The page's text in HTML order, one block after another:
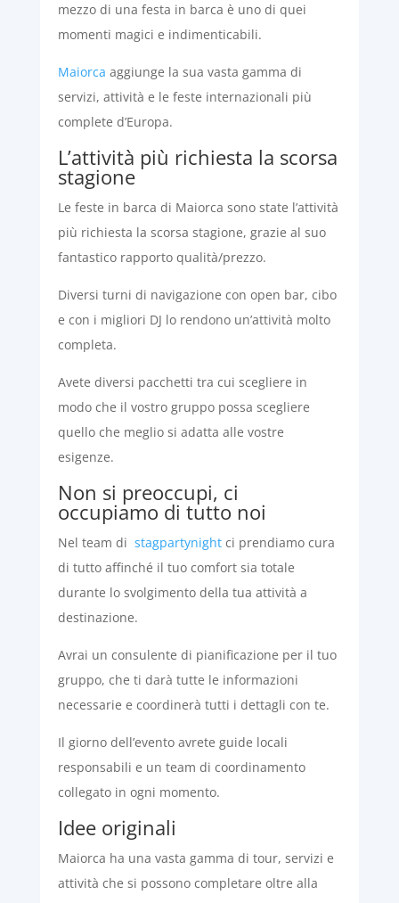
mezzo di una festa in barca è uno di quei
momenti magici e indimenticabili.
Maiorca aggiunge la sua vasta gamma di
servizi, attività e le feste internazionali più
complete d’Europa.
L’attività più richiesta la scorsa
stagione
Le feste in barca di Maiorca sono state l’attività
più richiesta la scorsa stagione, grazie al suo
fantastico rapporto qualità/prezzo.
Diversi turni di navigazione con open bar, cibo
e con i migliori DJ lo rendono un’attività molto
completa.
Avete diversi pacchetti tra cui scegliere in
modo che il vostro gruppo possa scegliere
quello che meglio si adatta alle vostre
esigenze.
Non si preoccupi, ci
occupiamo di tutto noi
Nel team di stagpartynightci prendiamo cura
di tutto affinché il tuo comfort sia totale
durante lo svolgimento della tua attività a
destinazione.
Avrai un consulente di pianificazione per il tuo
gruppo, che ti darà tutte le informazioni
necessarie e coordinerà tutti i dettagli con te.
Il giorno dell’evento avrete guide locali
responsabili e un team di coordinamento
collegato in ogni momento.
Idee originali
Maiorca ha una vasta gamma di tour, servizi e
attività che si possono completare oltre alla